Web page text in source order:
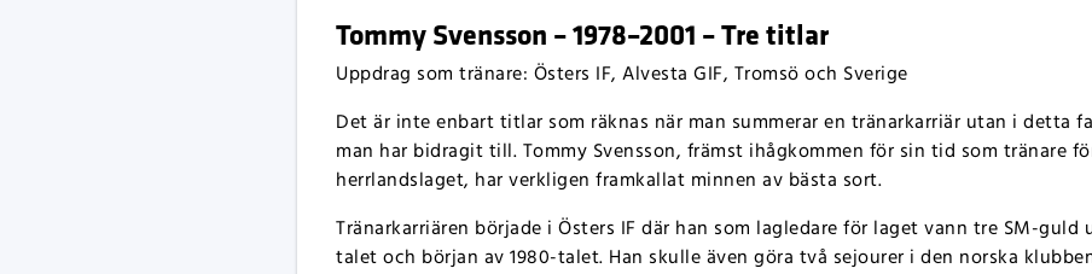
Tommy Svensson – 1978–2001 – Tre titlar
Uppdrag som tränare: Östers IF, Alvesta GIF, Tromsö och Sverige
Det är inte enbart titlar som räknas när man summerar en tränarkarriär utan i detta
man har bidragit till. Tommy Svensson, främst ihågkommen för sin tid som tränare
herrlandslaget, har verkligen framkallat minnen av bästa sort.
Tränarkarriären började i Östers IF där han som lagledare för laget vann tre SM-guld
talet och början av 1980-talet. Han skulle även göra två sejourer i den norska